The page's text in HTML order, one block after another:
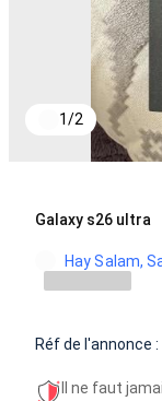
1/2
Galaxy s26 ultra
Hay Salam,
Réf de l'annonce
Il ne faut